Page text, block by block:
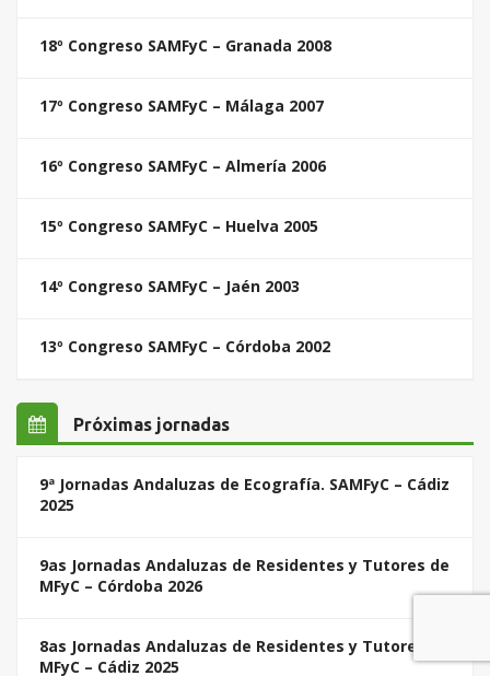
18º Congreso SAMFyC – Granada 2008
17º Congreso SAMFyC – Málaga 2007
16º Congreso SAMFyC – Almería 2006
15º Congreso SAMFyC – Huelva 2005
14º Congreso SAMFyC – Jaén 2003
13º Congreso SAMFyC – Córdoba 2002
Próximas jornadas
9ª Jornadas Andaluzas de Ecografía. SAMFyC – Cádiz
2025
9as Jornadas Andaluzas de Residentes y Tutores de
MFyC – Córdoba 2026
8as Jornadas Andaluzas de Residentes y Tutores de
MFyC – Cádiz 2025